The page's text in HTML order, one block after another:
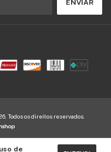
de
Todos os direitos reservados.